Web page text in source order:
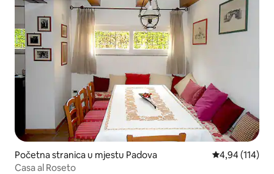
Početna stranica u mjestu Padova prosječna
4,94 (114)
Casa al Roseto